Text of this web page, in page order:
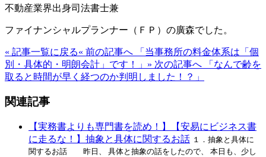
不動産業界出身司法書士兼
ファイナンシャルプランナー（ＦＰ）の廣森でした。
« 記事一覧に戻る« 前の記事へ 「当事務所の料金体系は「個
別・具体的・明朗会計」です！」 » 次の記事へ 「なんで齢を
取ると時間が早く経つのか判明しました！？」
関連記事
【実務書よりも専門書を読め！】【安易にビジネス書
に走るな！】抽象と具体に関するお話 １．抽象と具体に
関するお話 昨日、 具体と抽象の話をしたので、 本日も、少し